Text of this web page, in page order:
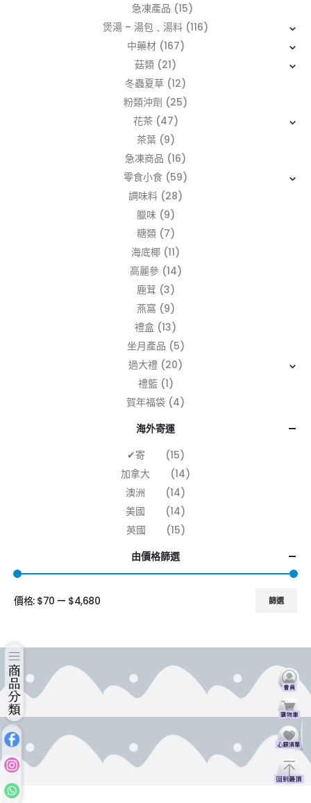
急凍產品 (15)
煲湯 – 湯包﹑湯料 (116)
中藥材 (167)
菇類 (21)
冬蟲夏草 (12)
粉類沖劑 (25)
花茶 (47)
茶葉 (9)
急凍商品 (16)
零食小食 (59)
調味料 (28)
臘味 (9)
糖類 (7)
海底椰 (11)
高麗參 (14)
鹿茸 (3)
燕窩 (9)
禮盒 (13)
坐月產品 (5)
過大禮 (20)
禮籃 (1)
賀年福袋 (4)
海外寄運
✔寄
(15)
加拿大
(14)
澳洲
(14)
美國
(14)
英國
(15)
由價格篩選
篩選
價格: $70 — $4,680